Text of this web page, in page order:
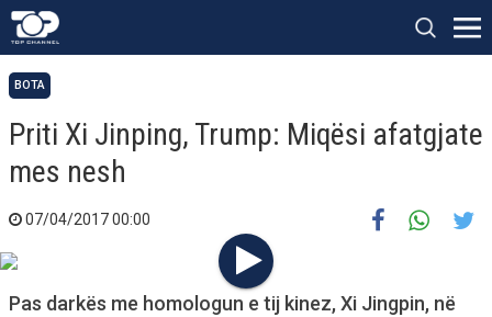
BOTA
Priti Xi Jinping, Trump: Miqësi afatgjate
mes nesh
07/04/2017 00:00
Pas darkës me homologun e tij kinez, Xi Jingpin, në